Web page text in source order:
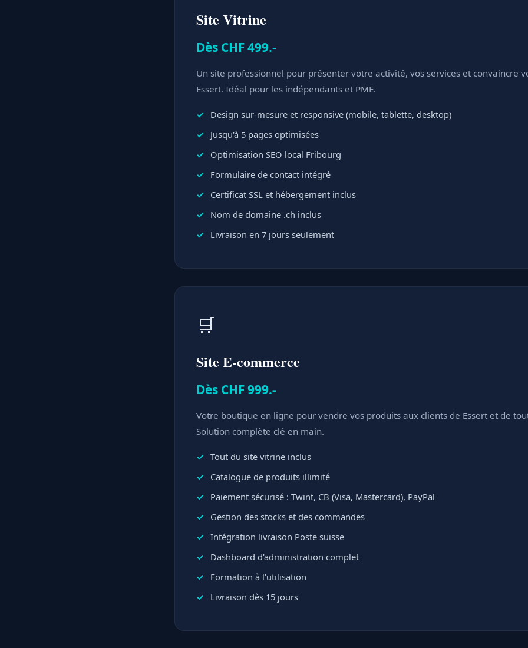
Site Vitrine
Dès CHF 499.-
Un site professionnel pour présenter votre activité, vos services et convaincre
Essert. Idéal pour les indépendants et PME.
Design sur-mesure et responsive (mobile, tablette, desktop)
Jusqu'à 5 pages optimisées
Optimisation SEO local Fribourg
Formulaire de contact intégré
Certificat SSL et hébergement inclus
Nom de domaine .ch inclus
Livraison en 7 jours seulement
🛒
Site E-commerce
Dès CHF 999.-
Votre boutique en ligne pour vendre vos produits aux clients de Essert et de
Solution complète clé en main.
Tout du site vitrine inclus
Catalogue de produits illimité
Paiement sécurisé : Twint, CB (Visa, Mastercard), PayPal
Gestion des stocks et des commandes
Intégration livraison Poste suisse
Dashboard d'administration complet
Formation à l'utilisation
Livraison dès 15 jours